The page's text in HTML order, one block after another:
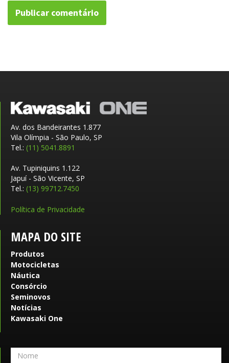
Av. dos Bandeirantes 1.877
Vila Olímpia - São Paulo, SP
Tel.: (11) 5041.8891
Av. Tupiniquins 1.122
Japuí - São Vicente, SP
Tel.: (13) 99712.7450
Política de Privacidade
MAPA DO SITE
Produtos
Motocicletas
Náutica
Consórcio
Seminovos
Notícias
Kawasaki One